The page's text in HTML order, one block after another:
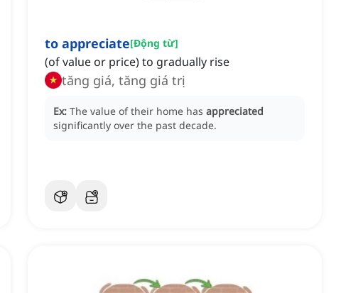
to appreciate[Động từ]
(of value or price) to gradually rise
tăng giá, tăng giá trị
Ex: The value of their home has appreciated
significantly over the past decade.